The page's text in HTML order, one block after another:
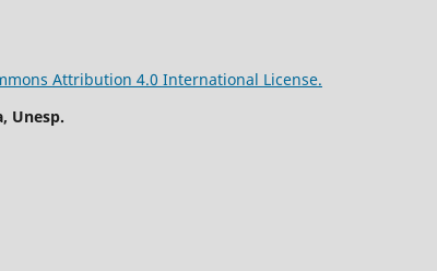
Attribution 4.0 International License.
Unesp.